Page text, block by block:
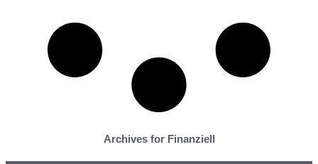
Archives for Finanziell